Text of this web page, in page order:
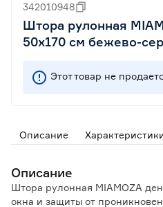
342010948
Штора рулонная
50х170 см бежево-
Этот товар не
Описание
Описание
Штора рулонная MIAMOZA
окна и защиты от